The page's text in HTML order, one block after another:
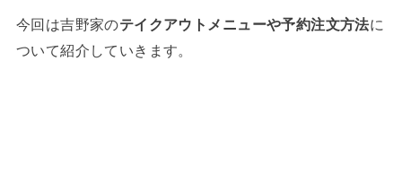
今回は吉野家のテイクアウトメニューや予約注文方法に
ついて紹介していきます。